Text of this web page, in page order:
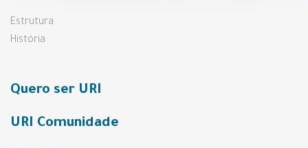
Estrutura
História
Quero ser URI
URI Comunidade